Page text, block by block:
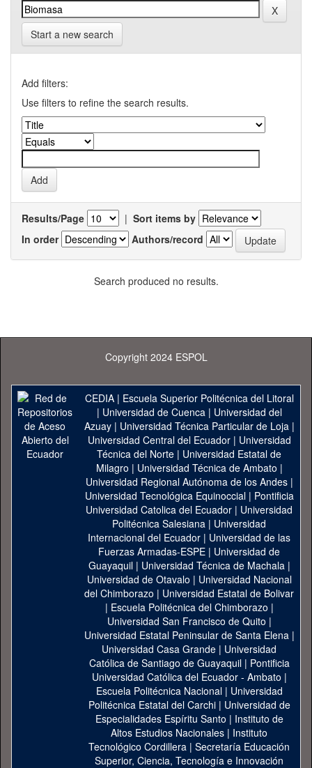
Start a new search
Add filters:
Use filters to refine the search results.
Results/Page | Sort items by
In order
Authors/record
Search produced no results.
Copyright 2024 ESPOL
CEDIA| Escuela Superior Politécnica del Litoral
| Universidad de Cuenca| Universidad del
Azuay| Universidad Técnica Particular de Loja|
Universidad Central del Ecuador| Universidad
Técnica del Norte | Universidad Estatal de
Milagro | Universidad Técnica de Ambato |
Universidad Regional Autónoma de los Andes|
Universidad Tecnológica Equinoccial| Pontificia
Universidad Catolica del Ecuador | Universidad
Politécnica Salesiana | Universidad
Internacional del Ecuador | Universidad de las
Fuerzas Armadas-ESPE | Universidad de
Guayaquil| Universidad Técnica de Machala|
Universidad de Otavalo | Universidad Nacional
del Chimborazo | Universidad Estatal de Bolivar
| Escuela Politécnica del Chimborazo |
Universidad San Francisco de Quito |
Universidad Estatal Peninsular de Santa Elena|
Universidad Casa Grande | Universidad
Católica de Santiago de Guayaquil| Pontificia
Universidad Católica del Ecuador - Ambato |
Escuela Politécnica Nacional| Universidad
Politécnica Estatal del Carchi| Universidad de
Especialidades Espíritu Santo | Instituto de
Altos Estudios Nacionales | Instituto
Tecnológico Cordillera | Secretaría Educación
Superior, Ciencia, Tecnología e Innovación